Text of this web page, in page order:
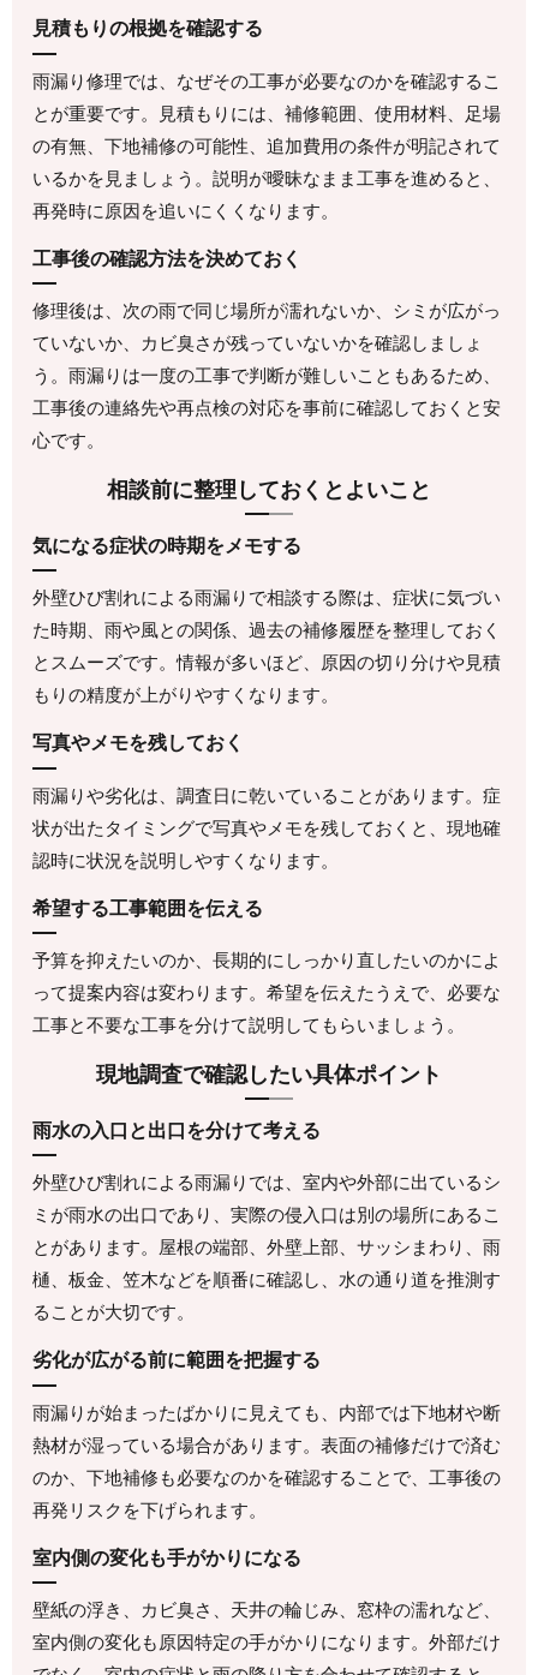
見積もりの根拠を確認する
雨漏り修理では、なぜその工事が必要なのかを確認するこ
とが重要です。見積もりには、補修範囲、使用材料、足場
の有無、下地補修の可能性、追加費用の条件が明記されて
いるかを見ましょう。説明が曖昧なまま工事を進めると、
再発時に原因を追いにくくなります。
工事後の確認方法を決めておく
修理後は、次の雨で同じ場所が濡れないか、シミが広がっ
ていないか、カビ臭さが残っていないかを確認しましょ
う。雨漏りは一度の工事で判断が難しいこともあるため、
工事後の連絡先や再点検の対応を事前に確認しておくと安
心です。
相談前に整理しておくとよいこと
気になる症状の時期をメモする
外壁ひび割れによる雨漏りで相談する際は、症状に気づい
た時期、雨や風との関係、過去の補修履歴を整理しておく
とスムーズです。情報が多いほど、原因の切り分けや見積
もりの精度が上がりやすくなります。
写真やメモを残しておく
雨漏りや劣化は、調査日に乾いていることがあります。症
状が出たタイミングで写真やメモを残しておくと、現地確
認時に状況を説明しやすくなります。
希望する工事範囲を伝える
予算を抑えたいのか、長期的にしっかり直したいのかによ
って提案内容は変わります。希望を伝えたうえで、必要な
工事と不要な工事を分けて説明してもらいましょう。
現地調査で確認したい具体ポイント
雨水の入口と出口を分けて考える
外壁ひび割れによる雨漏りでは、室内や外部に出ているシ
ミが雨水の出口であり、実際の侵入口は別の場所にあるこ
とがあります。屋根の端部、外壁上部、サッシまわり、雨
樋、板金、笠木などを順番に確認し、水の通り道を推測す
ることが大切です。
劣化が広がる前に範囲を把握する
雨漏りが始まったばかりに見えても、内部では下地材や断
熱材が湿っている場合があります。表面の補修だけで済む
のか、下地補修も必要なのかを確認することで、工事後の
再発リスクを下げられます。
室内側の変化も手がかりになる
壁紙の浮き、カビ臭さ、天井の輪じみ、窓枠の濡れなど、
室内側の変化も原因特定の手がかりになります。外部だけ